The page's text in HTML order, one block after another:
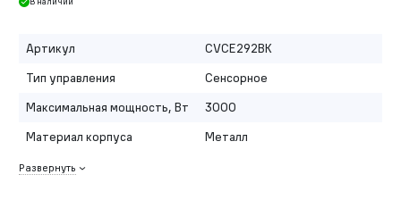
Артикул
CVCE292BK
Тип управления
Сенсорное
Максимальная мощность, Вт
3000
Материал корпуса
Металл
Развернуть